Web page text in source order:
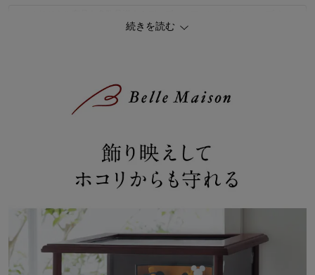
対応の壇付きおひなさまフルセット
続きを読む